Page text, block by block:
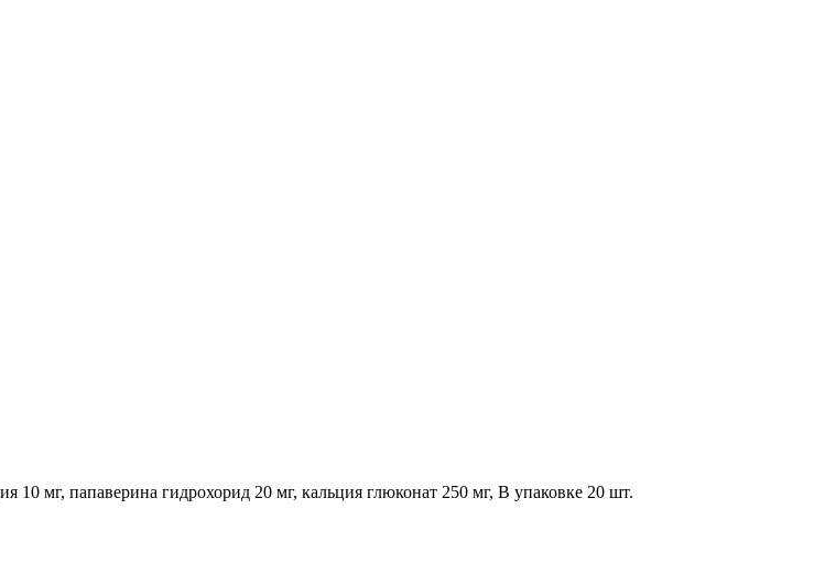
10 мг, папаверина гидрохорид 20 мг, кальция глюконат 250 мг, В упаковке 20 шт.